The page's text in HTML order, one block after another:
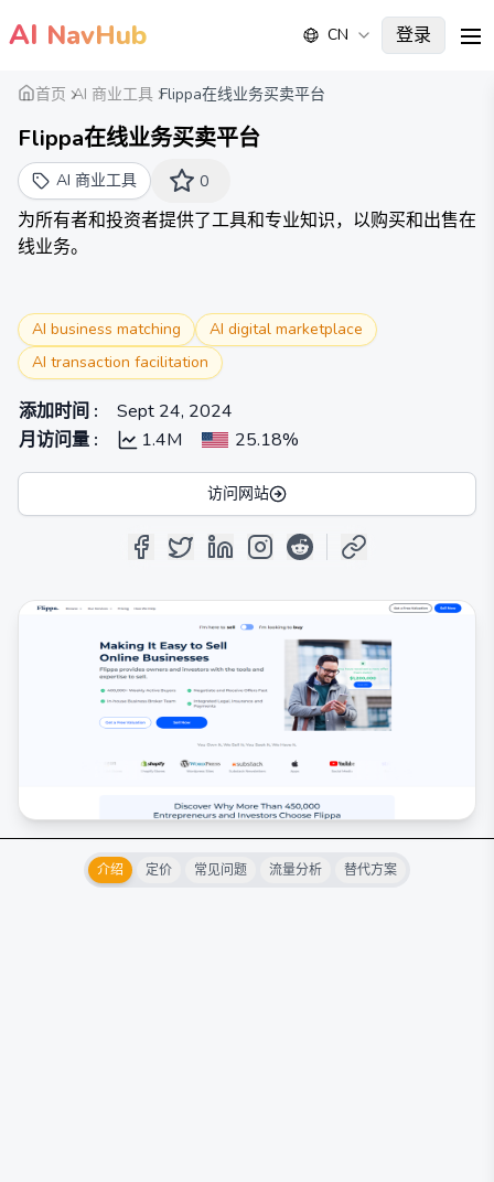
AI NavHub CN 登录
首页 AI 商业工具 Flippa在线业务买卖平台
Flippa在线业务买卖平台
AI 商业工具 0
为所有者和投资者提供了工具和专业知识，以购买和出售在
线业务。
AI business matching
AI digital marketplace
AI transaction facilitation
添加时间 :
Sept 24, 2024
月访问量 : 1.4M 25.18%
访问网站
介绍 定价 常见问题 流量分析 替代方案